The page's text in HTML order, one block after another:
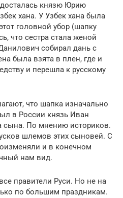
князю Юрию
хана. У Узбек хана была
головной убор (шапку
что сестра стала женой
собирал дань с
была взята в плен, где и
и перешла к русскому
что шапка изначально
в России князь Иван
сына. По мнению историков.
шлемов этих сыновей. С
и в конечном
нам вид.
правители Руси. Но не на
по большим праздникам.